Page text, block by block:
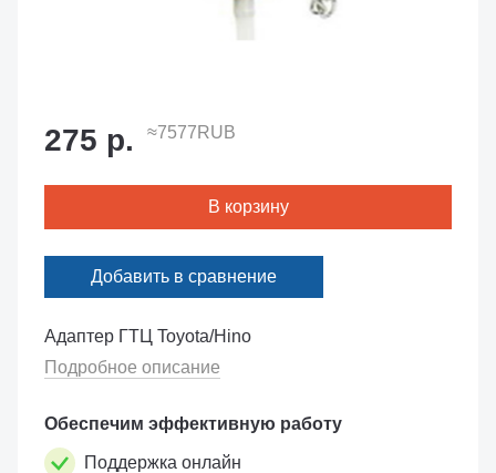
Адаптер ГТЦ Toyota/Hino
Подробное описание
Обеспечим эффективную работу
Поддержка онлайн
275 р. ≈7577RUB
В корзину
Добавить в сравнение